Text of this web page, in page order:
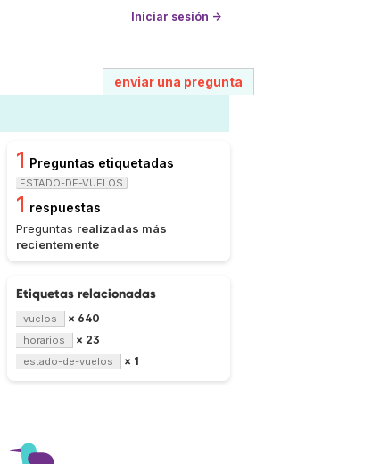
Iniciar sesión →
enviar una pregunta
1 Preguntas etiquetadas
ESTADO-DE-VUELOS
1 respuestas
Preguntas realizadas más
recientemente
Etiquetas relacionadas
vuelos × 640
horarios × 23
estado-de-vuelos × 1